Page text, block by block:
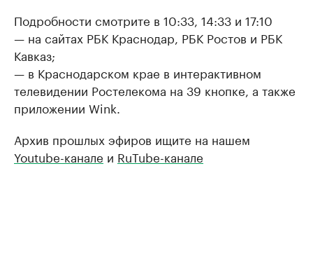
Подробности смотрите в 10:33, 14:33 и 17:10
— на сайтах РБК Краснодар, РБК Ростов и РБК
Кавказ;
— в Краснодарском крае в интерактивном
телевидении Ростелекома на 39 кнопке, а также
приложении Wink.
Архив прошлых эфиров ищите на нашем
Youtube-канале и RuTube-канале